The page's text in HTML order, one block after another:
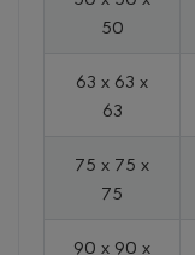
50
63 x 63 x
63
75 x 75 x
75
90 x 90 x